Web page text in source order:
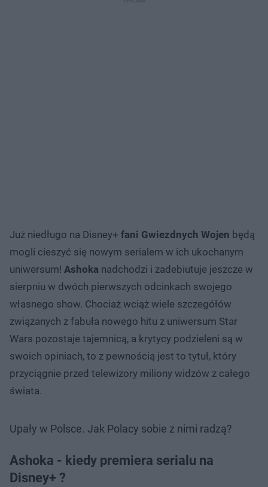
Już niedługo na Disney+ fani Gwiezdnych Wojen będą
mogli cieszyć się nowym serialem w ich ukochanym
uniwersum! Ashoka nadchodzi i zadebiutuje jeszcze w
sierpniu w dwóch pierwszych odcinkach swojego
własnego show. Chociaż wciąż wiele szczegółów
związanych z fabuła nowego hitu z uniwersum Star
Wars pozostaje tajemnicą, a krytycy podzieleni są w
swoich opiniach, to z pewnością jest to tytuł, który
przyciągnie przed telewizory miliony widzów z całego
świata.
Upały w Polsce. Jak Polacy sobie z nimi radzą?
Ashoka - kiedy premiera serialu na
Disney+ ?